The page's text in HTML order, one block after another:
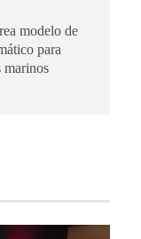
modelo de
para
marinos